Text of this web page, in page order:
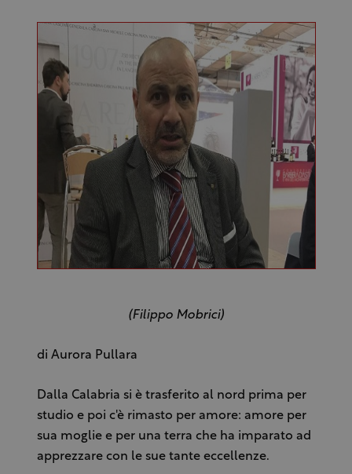
(Filippo Mobrici)
di Aurora Pullara
Dalla Calabria si è trasferito al nord prima per
studio e poi c'è rimasto per amore: amore per
sua moglie e per una terra che ha imparato ad
apprezzare con le sue tante eccellenze.